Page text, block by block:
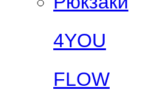
4YOU
FLOW